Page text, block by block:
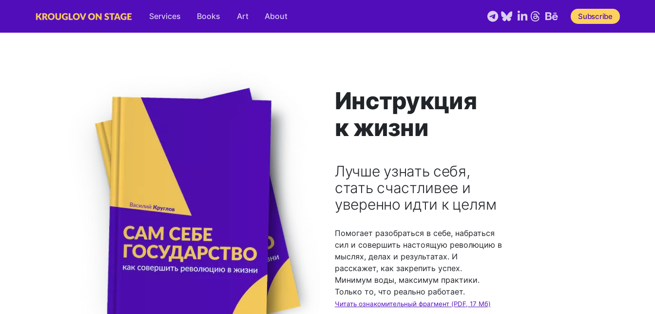
Services Books Art About Telegram
BlueskyLinkedInThreadsBehanceSubscribe
Инструкция
к жизни
Лучше узнать себя,
стать счастливее и
уверенно идти к целям
Помогает разобраться в себе, набраться
сил и совершить настоящую революцию в
мыслях, делах и результатах. И
расскажет, как закрепить успех.
Минимум воды, максимум практики.
Только то, что реально работает.
Читать ознакомительный фрагмент (PDF, 17 Мб)